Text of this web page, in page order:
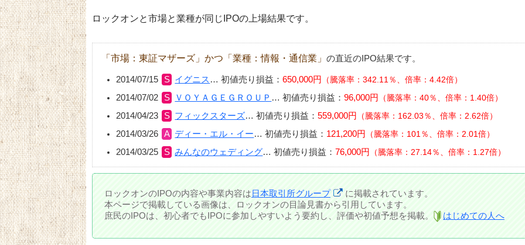
ロックオンと市場と業種が同じIPOの上場結果です。
「市場：東証マザーズ」かつ「業種：情報・通信業」 の直近のIPO結果です。
2014/07/15 イグニス …初値売り損益：650,000円 騰落率：342.11％、倍率：4.42倍
2014/07/02 ＶＯＹＡＧＥＧＲＯＵＰ …初値売り損益：96,000円 騰落率：40％、倍率：1.40倍
2014/04/23 フィックスターズ…初値売り損益：559,000円 騰落率：162.03％、倍率：2.62倍
2014/03/26 ディー・エル・イー…初値売り損益： 121,200円 騰落率：101％、倍率：2.01倍
2014/03/25 みんなのウェディング…初値売り損益：76,000円 騰落率：27.14％、倍率：1.27倍
ロックオンのIPOの内容や事業内容は日本取引所グループ
に掲載されています。
本ページで掲載している画像は、ロックオンの目論見書から引用しています。
庶民のIPOは、初心者でもIPOに参加しやすいよう要約し、評価や初値予想を掲載。
はじめての人へ